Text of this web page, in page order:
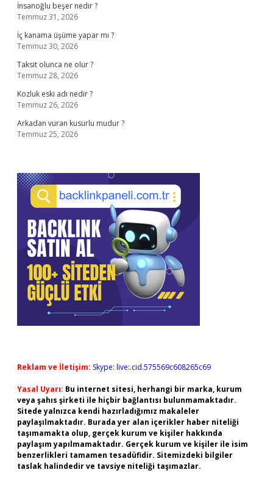
İnsanoğlu beşer nedir ?
Temmuz 31, 2026
İç kanama üşüme yapar mı ?
Temmuz 30, 2026
Taksit olunca ne olur ?
Temmuz 28, 2026
Kozluk eski adı nedir ?
Temmuz 26, 2026
Arkadan vuran kusurlu mudur ?
Temmuz 25, 2026
Reklam ve İletişim: Skype: live:.cid.575569c608265c69
Yasal Uyarı: Bu internet sitesi, herhangi bir marka, kurum
veya şahıs şirketi ile hiçbir bağlantısı bulunmamaktadır.
Sitede yalnızca kendi hazırladığımız makaleler
paylaşılmaktadır. Burada yer alan içerikler haber niteliği
taşımamakta olup, gerçek kurum ve kişiler hakkında
paylaşım yapılmamaktadır. Gerçek kurum ve kişiler ile isim
benzerlikleri tamamen tesadüfidir. Sitemizdeki bilgiler
taslak halindedir ve tavsiye niteliği taşımazlar.